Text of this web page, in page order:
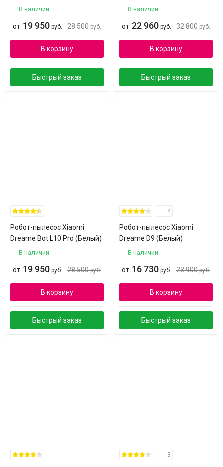
В наличии
от 19 950 руб. 28 500 руб.
В корзину
Быстрый заказ
В наличии
от 22 960 руб. 32 800 руб.
В корзину
Быстрый заказ
Робот-пылесос Xiaomi
Dreame Bot L10 Pro (Белый)
В наличии
от 19 950 руб. 28 500 руб.
В корзину
Быстрый заказ
4
Робот-пылесос Xiaomi
Dreame D9 (Белый)
В наличии
от 16 730 руб. 23 900 руб.
В корзину
Быстрый заказ
3